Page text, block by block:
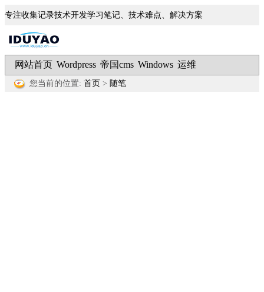
专注收集记录技术开发学习笔记、技术难点、解决方案
网站首页 Wordpress 帝国cms Windows 运维
您当前的位置: 首页 > 随笔